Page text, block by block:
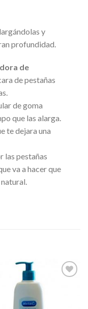
y
profundidad.
de
de pestañas
de goma
que las alarga.
te dejara una
las pestañas
va a hacer que